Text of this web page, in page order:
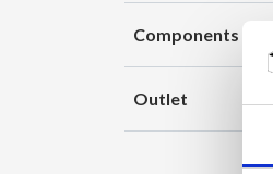
Components
Outlet